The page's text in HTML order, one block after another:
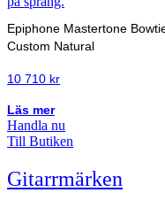
Epiphone Mastertone
Custom Natural
10 710 kr
Läs mer
Handla nu
Till Butiken
Gitarrmärken